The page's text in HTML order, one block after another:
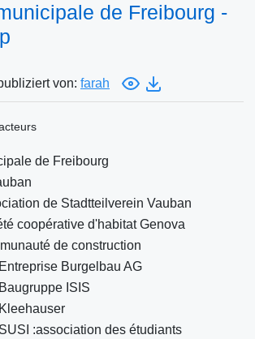
de Freibourg -
von: farah
de Freibourg
de Stadtteilverein Vauban
coopérative d'habitat Genova
de construction
Entreprise Burgelbau AG
Baugruppe ISIS
Kleehauser
SUSI :association des étudiants